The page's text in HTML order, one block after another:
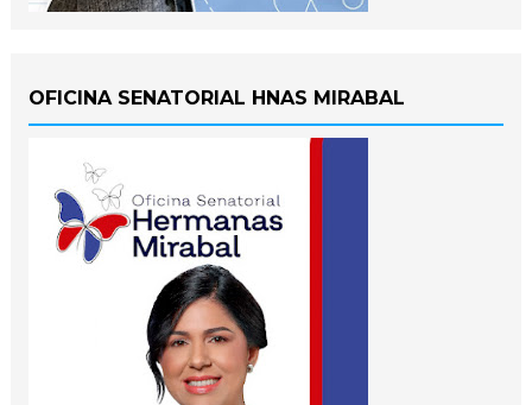
OFICINA SENATORIAL HNAS MIRABAL